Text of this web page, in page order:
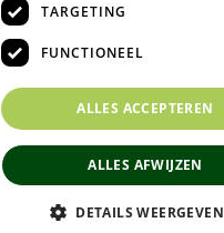
TARGETING
FUNCTIONEEL
ALLES ACCEPTEREN
ALLES AFWIJZEN
DETAILS WEERGEVEN